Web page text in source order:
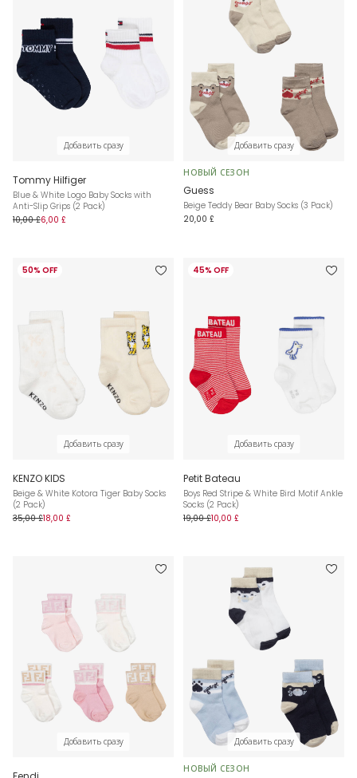
Добавить сразу
Tommy Hilfiger
Blue & White Logo Baby Socks with
Anti-Slip Grips (2 Pack)
10,00 £6,00 £
Добавить сразу
НОВЫЙ СЕЗОН
Guess
Beige Teddy Bear Baby Socks (3 Pack)
20,00 £
50% OFF
Добавить сразу
KENZO KIDS
Beige & White Kotora Tiger Baby Socks
(2 Pack)
35,00 £18,00 £
45% OFF
Добавить сразу
Petit Bateau
Boys Red Stripe & White Bird Motif Ankle
Socks (2 Pack)
19,00 £10,00 £
Добавить сразу Добавить сразу
НОВЫЙ СЕЗОН